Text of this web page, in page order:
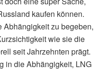
kaufen können.
Abhängigkeit zu begeben,
wie sie die
seit Jahrzehnten prägt.
in die Abhängigkeit, LNG